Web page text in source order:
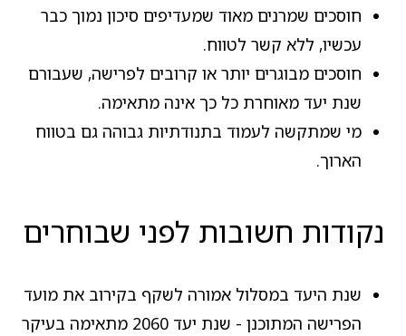
חוסכים שמרנים מאוד שמעדיפים סיכון נמוך כבר
עכשיו, ללא קשר לטווח.
חוסכים מבוגרים יותר או קרובים לפרישה, שעבורם
שנת יעד מאוחרת כל כך אינה מתאימה.
מי שמתקשה לעמוד בתנודתיות גבוהה גם בטווח
הארוך.
נקודות חשובות לפני שבוחרים
שנת היעד במסלול אמורה לשקף בקירוב את מועד
הפרישה המתוכנן - שנת יעד 2060 מתאימה בעיקר